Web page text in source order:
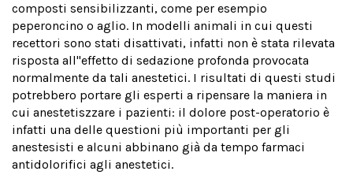
composti sensibilizzanti, come per esempio
peperoncino o aglio. In modelli animali in cui questi
recettori sono stati disattivati, infatti non è stata rilevata
risposta all''effetto di sedazione profonda provocata
normalmente da tali anestetici. I risultati di questi studi
potrebbero portare gli esperti a ripensare la maniera in
cui anestetiszzare i pazienti: il dolore post-operatorio è
infatti una delle questioni più importanti per gli
anestesisti e alcuni abbinano già da tempo farmaci
antidolorifici agli anestetici.